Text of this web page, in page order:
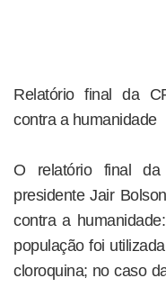
Relatório final da
contra a humanidade
O relatório final
presidente Jair
contra a
população foi
cloroquina; no caso